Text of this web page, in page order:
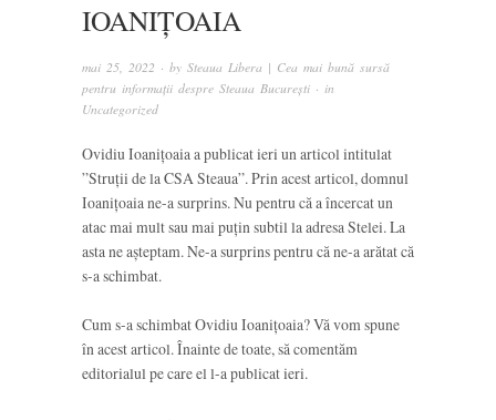
IOANIȚOAIA
mai 25, 2022 · by Steaua Libera | Cea mai bună sursă
pentru informații despre Steaua București · in
Uncategorized
Ovidiu Ioanițoaia a publicat ieri un articol intitulat
”Struții de la CSA Steaua”. Prin acest articol, domnul
Ioanițoaia ne-a surprins. Nu pentru că a încercat un
atac mai mult sau mai puțin subtil la adresa Stelei. La
asta ne așteptam. Ne-a surprins pentru că ne-a arătat că
s-a schimbat.
Cum s-a schimbat Ovidiu Ioanițoaia? Vă vom spune
în acest articol. Înainte de toate, să comentăm
editorialul pe care el l-a publicat ieri.